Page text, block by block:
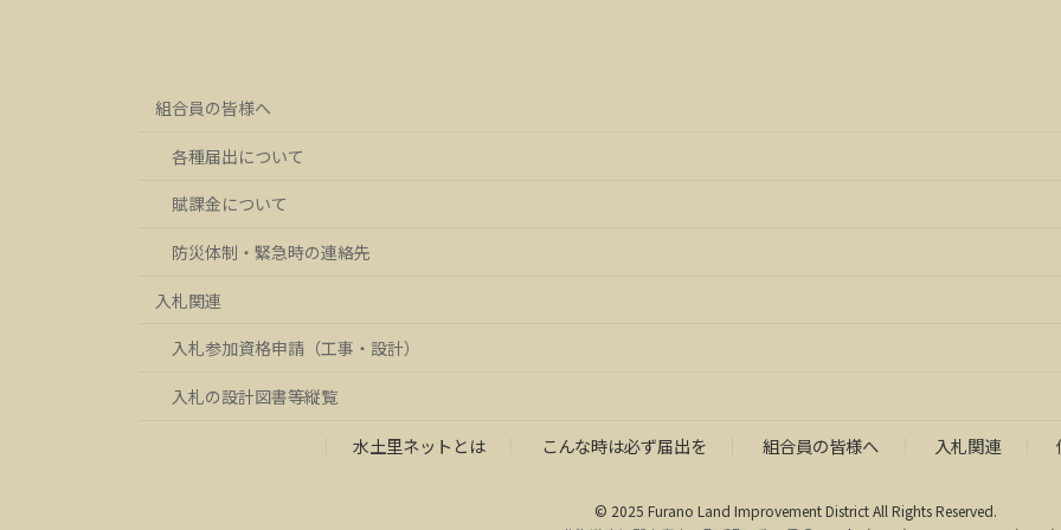
組合員の皆様へ
各種届出について
賦課金について
防災体制・緊急時の連絡先
入札関連
入札参加資格申請（工事・設計）
入札の設計図書等縦覧
水土里ネットとは こんな時は必ず届出を 組合員の皆様へ 入札関連
© 2025 Furano Land Improvement District All Rights Reserved.